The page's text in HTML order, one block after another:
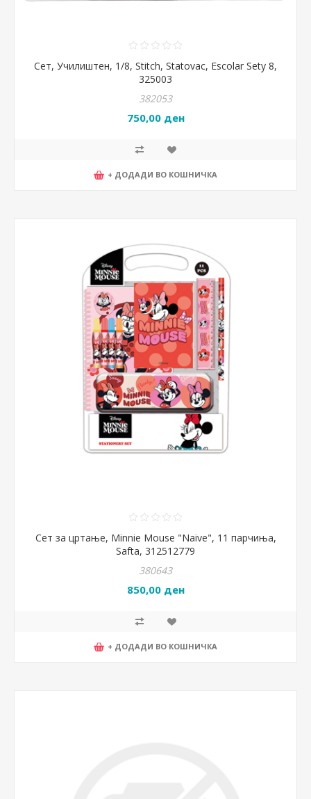
Сет, Училиштен, 1/8, Stitch, Statovac, Escolar Sety 8,
325003
382053
750,00 ден
+ ДОДАДИ ВО КОШНИЧКА
Сет за цртање, Minnie Mouse "Naive", 11 парчиња,
Safta, 312512779
380643
850,00 ден
+ ДОДАДИ ВО КОШНИЧКА